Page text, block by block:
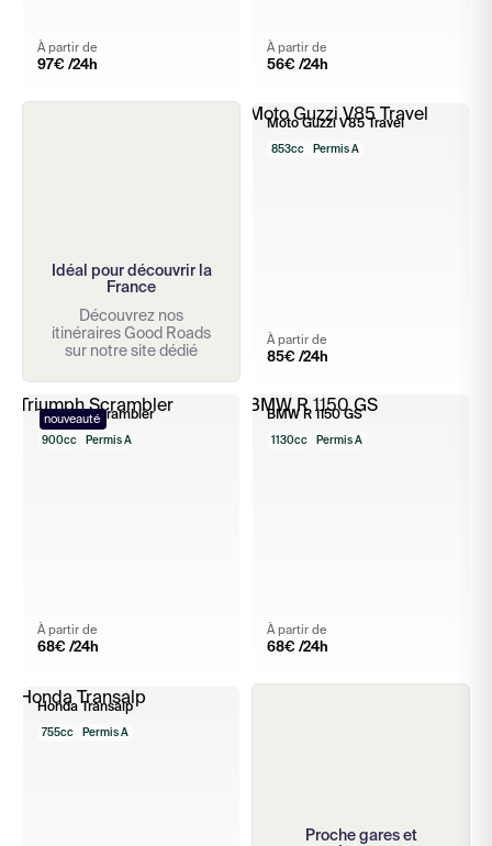
À partir de
97€ /24h
À partir de
56€ /24h
Idéal pour découvrir la
France
Découvrez nos
itinéraires Good Roads
sur notre site dédié
Moto Guzzi V85 Travel
853cc Permis A
À partir de
85€ /24h
Triumph Scrambler
nouveauté
900cc Permis A
À partir de
68€ /24h
BMW R 1150 GS
1130cc Permis A
À partir de
68€ /24h
Honda Transalp
755cc Permis A
Proche gares et